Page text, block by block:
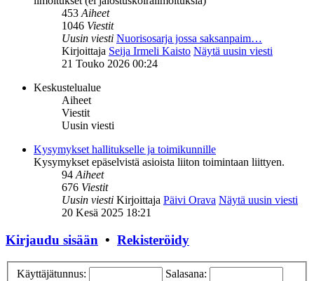
453Aiheet
1046 Viestit
Uusin viesti Nuorisosarja jossa saksanpaim…
Kirjoittaja Seija Irmeli Kaisto Näytä uusin viesti
21 Touko 2026 00:24
Keskustelualue
Aiheet
Viestit
Uusin viesti
Kysymykset hallitukselle ja toimikunnille
Kysymykset epäselvistä asioista liiton toimintaan liittyen.
94Aiheet
676 Viestit
Uusin viesti Kirjoittaja Päivi Orava Näytä uusin viesti
20 Kesä 2025 18:21
Kirjaudu sisään • Rekisteröidy
Käyttäjätunnus: Salasana: